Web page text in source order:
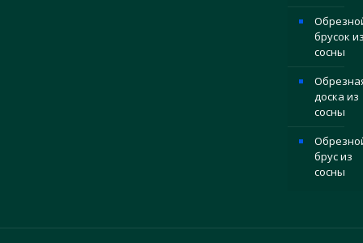
брусок
сосны
доска из
сосны
брус из
сосны